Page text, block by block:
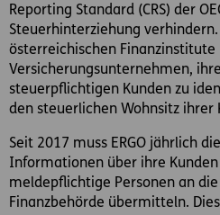
Reporting Standard (CRS) der
Steuerhinterziehung
österreichischen Finanzinstitute
Versicherungsunternehmen,
steuerpflichtigen Kunden zu
den steuerlichen Wohnsitz ihrer
Seit 2017 muss ERGO jährlich
Informationen über ihre
meldepflichtige Personen an
Finanzbehörde übermitteln.